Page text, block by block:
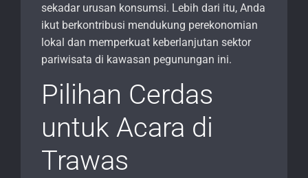
sekadar urusan konsumsi. Lebih dari itu, Anda
ikut berkontribusi mendukung perekonomian
lokal dan memperkuat keberlanjutan sektor
pariwisata di kawasan pegunungan ini.
Pilihan Cerdas
untuk Acara di
Trawas